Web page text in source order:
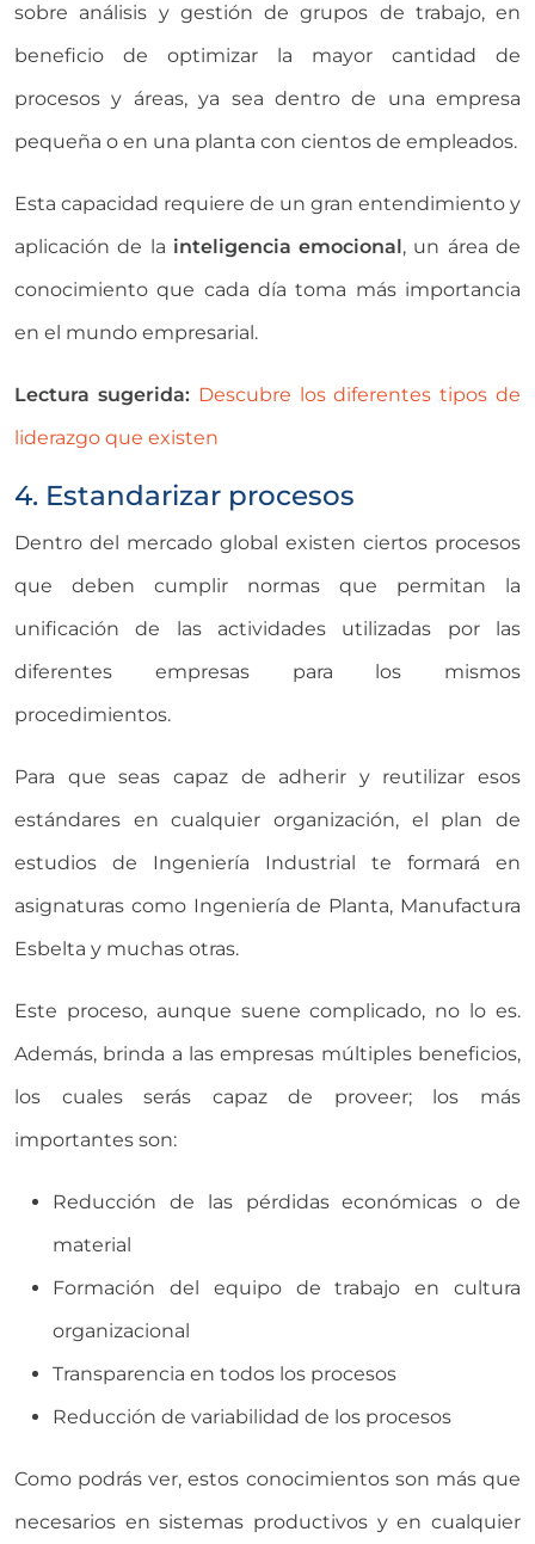
sobre análisis y gestión de grupos de trabajo, en
beneficio de optimizar la mayor cantidad de
procesos y áreas, ya sea dentro de una empresa
pequeña o en una planta con cientos de empleados.
Esta capacidad requiere de un gran entendimiento y
aplicación de la inteligencia emocional , un área de
conocimiento que cada día toma más importancia
en el mundo empresarial.
Lectura sugerida: Descubre los diferentes tipos de
liderazgo que existen
4. Estandarizar procesos
Dentro del mercado global existen ciertos procesos
que deben cumplir normas que permitan la
unificación de las actividades utilizadas por las
diferentes empresas para los mismos
procedimientos.
Para que seas capaz de adherir y reutilizar esos
estándares en cualquier organización, el plan de
estudios de Ingeniería Industrial te formará en
asignaturas como Ingeniería de Planta, Manufactura
Esbelta y muchas otras.
Este proceso, aunque suene complicado, no lo es.
Además, brinda a las empresas múltiples beneficios,
los cuales serás capaz de proveer; los más
importantes son:
Reducción de las pérdidas económicas o de
material
Formación del equipo de trabajo en cultura
organizacional
Transparencia en todos los procesos
Reducción de variabilidad de los procesos
Como podrás ver, estos conocimientos son más que
necesarios en sistemas productivos y en cualquier